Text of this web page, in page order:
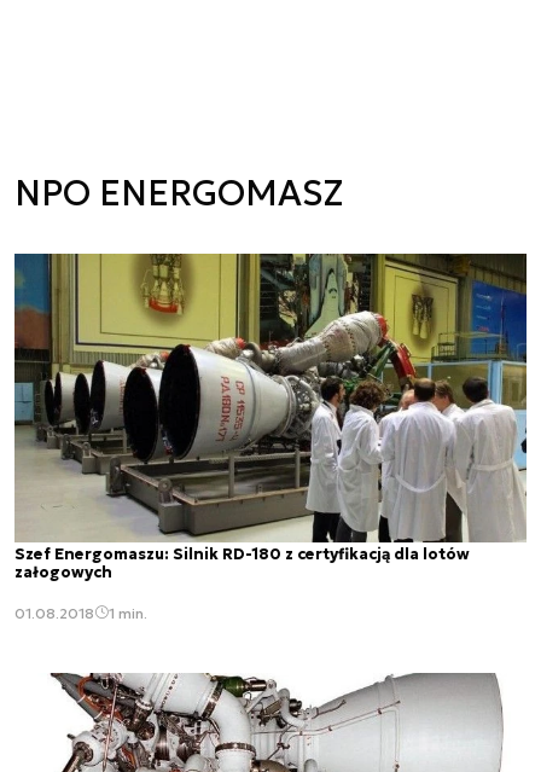
NPO ENERGOMASZ
Szef Energomaszu: Silnik RD-180 z certyfikacją dla lotów
załogowych
01.08.2018 1 min.